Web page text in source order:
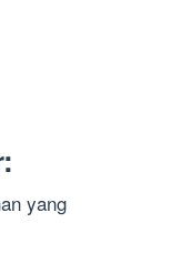
yang